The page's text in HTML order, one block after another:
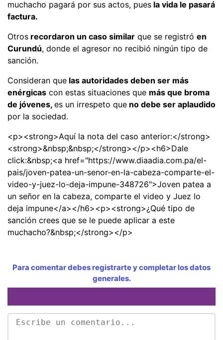
muchacho pagará por sus actos, pues la vida le pasará
factura.
Otros recordaron un caso similar que se registró en
Curundú, donde el agresor no recibió ningún tipo de
sanción.
Consideran que las autoridades deben ser más
enérgicas con estas situaciones que más que broma
de jóvenes, es un irrespeto que no debe ser aplaudido
por la sociedad.
<p><strong>Aquí la nota del caso anterior:</strong>
<strong>&nbsp;&nbsp;</strong></p><h6>Dale
click:&nbsp;<a href="https://www.diaadia.com.pa/el-
pais/joven-patea-un-senor-en-la-cabeza-comparte-el-
video-y-juez-lo-deja-impune-348726">Joven patea a
un señor en la cabeza, comparte el video y Juez lo
deja impune</a></h6><p><strong>¿Qué tipo de
sanción crees que se le puede aplicar a este
muchacho?&nbsp;</strong></p>
Para comentar debes registrarte y completar los datos
generales.